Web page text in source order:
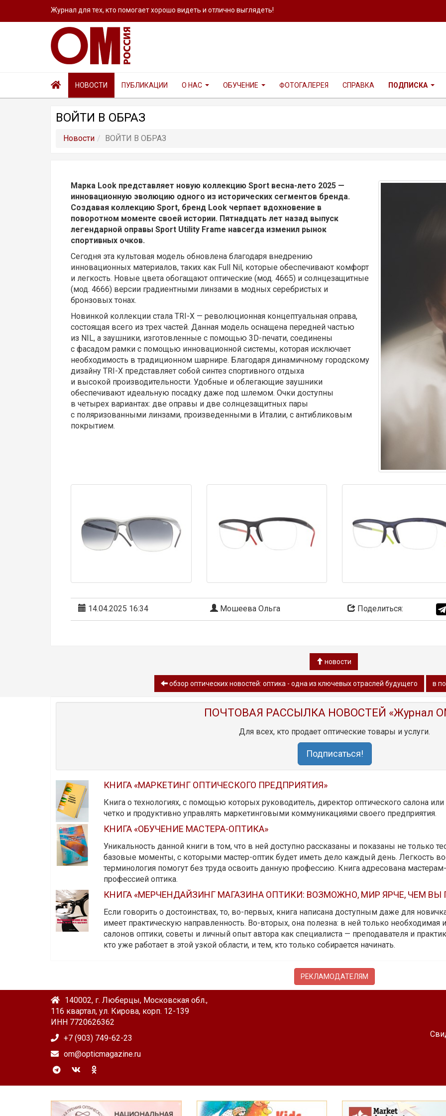
Журнал для тех, кто помогает хорошо видеть и отлично выглядеть!
НОВОСТИ ПУБЛИКАЦИИ О НАС ОБУЧЕНИЕ ФОТОГАЛЕРЕЯ СПРАВКА ПОДПИСКА
ВОЙТИ В ОБРАЗ
Новости ВОЙТИ В ОБРАЗ
Марка Look представляет новую коллекцию Sport весна-лето 2025 —
инновационную эволюцию одного из исторических сегментов бренда.
Создавая коллекцию Sport, бренд Look черпает вдохновение в
поворотном моменте своей истории. Пятнадцать лет назад выпуск
легендарной оправы Sport Utility Frame навсегда изменил рынок
спортивных очков.
Сегодня эта культовая модель обновлена ​​благодаря внедрению
инновационных материалов, таких как Full Nil, которые обеспечивают комфорт
и легкость. Новые цвета обогащают оптические (мод. 4665) и солнцезащитные
(мод. 4666) версии градиентными линзами в модных серебристых и
бронзовых тонах.
Новинкой коллекции стала TRI-X — революционная концептуальная оправа,
состоящая всего из трех частей. Данная модель оснащена передней частью
из NIL, а заушники, изготовленные с помощью 3D-печати, соединены
с фасадом рамки с помощью инновационной системы, которая исключает
необходимость в традиционном шарнире. Благодаря динамичному городскому
дизайну TRI-X представляет собой синтез спортивного отдыха
и высокой производительности. Удобные и облегающие заушники
обеспечивают идеальную посадку даже под шлемом. Очки доступны
в четырех вариантах: две оправы и две солнцезащитных пары
с поляризованными линзами, произведенными в Италии, с антибликовым
покрытием.
14.04.2025 16:34 Мошеева Ольга Поделиться:
новости
обзор oптических новостей: оптика - одна из ключевых отраслей будущего в
ПОЧТОВАЯ РАССЫЛКА НОВОСТЕЙ «Журнал
Для всех, кто продает оптические товары и услуги.
Подписаться!
КНИГА «МАРКЕТИНГ ОПТИЧЕСКОГО ПРЕДПРИЯТИЯ»
Книга о технологиях, с помощью которых руководитель, директор оптического салона
четко и продуктивно управлять маркетинговыми коммуникациями своего предприятия.
КНИГА «ОБУЧЕНИЕ МАСТЕРА-ОПТИКА»
Уникальность данной книги в том, что в ней доступно рассказаны и показаны не только
базовые моменты, с которыми мастер-оптик будет иметь дело каждый день. Легкость
терминология помогут без труда освоить данную профессию. Книга адресована
профессией оптика.
КНИГА «МЕРЧЕНДАЙЗИНГ МАГАЗИНА ОПТИКИ: ВОЗМОЖНО, МИР ЯРЧЕ, ЧЕМ ВЫ
Если говорить о достоинствах, то, во-первых, книга написана доступным даже для
имеет практическую направленность. Во-вторых, она полезна: в ней только необходимая
салонов оптики, советы и личный опыт автора как специалиста — преподавателя и
кто уже работает в этой узкой области, и тем, кто только собирается начинать.
РЕКЛАМОДАТЕЛЯМ
140002, г. Люберцы, Московская обл.,
116 квартал, ул. Кирова, корп. 12-139
ИНН 7720626362
+7 (903) 749-62-23
om@opticmagazine.ru